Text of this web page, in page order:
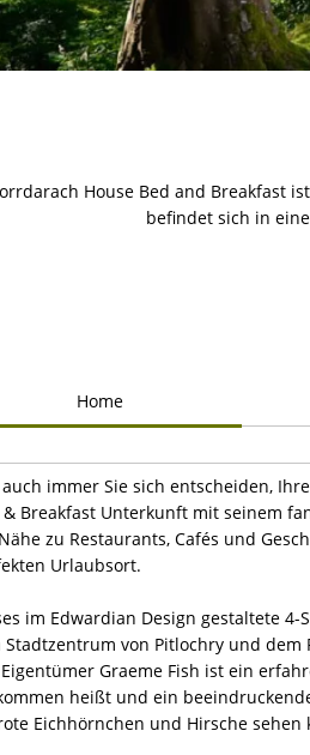
House Bed and Breakfast
befindet sich in
Home
immer Sie sich entscheiden,
& Breakfast Unterkunft mit seinem
zu Restaurants, Cafés und
Urlaubsort.
im Edwardian Design gestaltete
Stadtzentrum von Pitlochry und
Graeme Fish ist ein
heißt und ein
Eichhörnchen und Hirsche sehen